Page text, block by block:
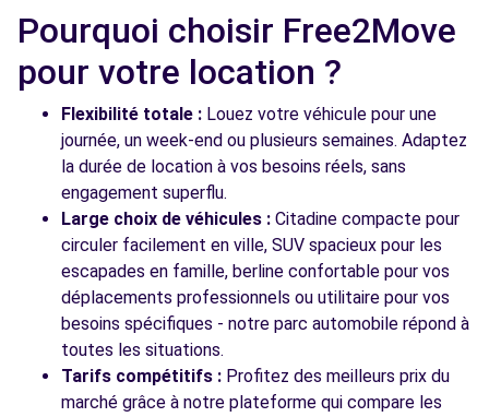
Free2Move Rent - SARL MOAT
AUTOMOBILES - CHARENTON-LE-PONT (C)
4.4
29 RUE DE VERDUN
CHARENTON-LE-PONT, 94220
Voir l'agence
Voir toutes les agences
Pourquoi choisir Free2Move
pour votre location ?
Flexibilité totale : Louez votre véhicule pour une
journée, un week-end ou plusieurs semaines. Adaptez
la durée de location à vos besoins réels, sans
engagement superflu.
Large choix de véhicules : Citadine compacte pour
circuler facilement en ville, SUV spacieux pour les
escapades en famille, berline confortable pour vos
déplacements professionnels ou utilitaire pour vos
besoins spécifiques - notre parc automobile répond à
toutes les situations.
Tarifs compétitifs : Profitez des meilleurs prix du
marché grâce à notre plateforme qui compare les